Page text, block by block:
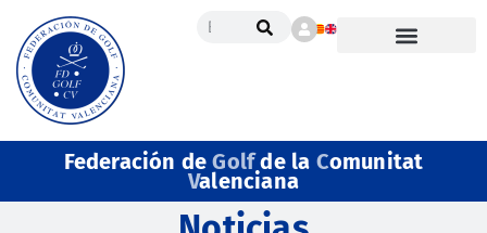
Federación deGolfde la Comunitat
Valenciana